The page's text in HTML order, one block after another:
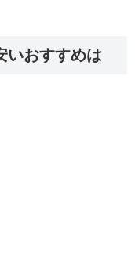
いおすすめは